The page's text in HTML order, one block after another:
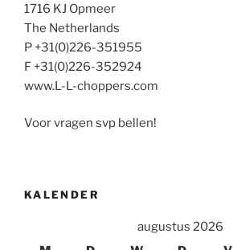
1716 KJ Opmeer
The Netherlands
P +31(0)226-351955
F +31(0)226-352924
www.L-L-choppers.com
Voor vragen svp bellen!
KALENDER
augustus 2026